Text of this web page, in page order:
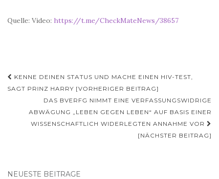
Quelle: Video: https://t.me/CheckMateNews/38657
Beitragsnavigation
KENNE DEINEN STATUS UND MACHE EINEN HIV-TEST,
SAGT PRINZ HARRY [VORHERIGER BEITRAG]
DAS BVERFG NIMMT EINE VERFASSUNGSWIDRIGE
ABWÄGUNG „LEBEN GEGEN LEBEN“ AUF BASIS EINER
WISSENSCHAFTLICH WIDERLEGTEN ANNAHME VOR
[NÄCHSTER BEITRAG]
NEUESTE BEITRÄGE